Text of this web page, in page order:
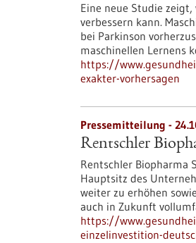
Eine neue Studie
verbessern kann.
bei Parkinson
maschinellen Lernens
https://
exakter-vorhersagen
Pressemitteilung -
Rentschler
Rentschler Biopharma
Hauptsitz des
weiter zu erhöhen
auch in Zukunft
https://
einzelinvestition-